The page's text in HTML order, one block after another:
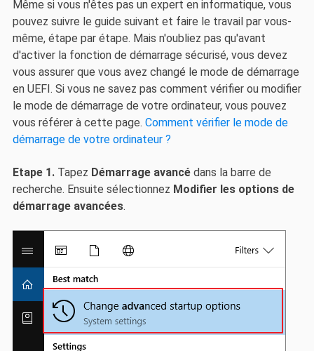
Même si vous n'êtes pas un expert en informatique, vous
pouvez suivre le guide suivant et faire le travail par vous-
même, étape par étape. Mais n'oubliez pas qu'avant
d'activer la fonction de démarrage sécurisé, vous devez
vous assurer que vous avez changé le mode de démarrage
en UEFI. Si vous ne savez pas comment vérifier ou modifier
le mode de démarrage de votre ordinateur, vous pouvez
vous référer à cette page. Comment vérifier le mode de
démarrage de votre ordinateur ?
Etape 1.Tapez Démarrage avancédans la barre de
recherche. Ensuite sélectionnez Modifier les options de
démarrage avancées.